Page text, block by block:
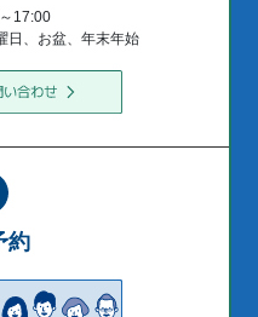
17:00
日、お盆、年末年始
約